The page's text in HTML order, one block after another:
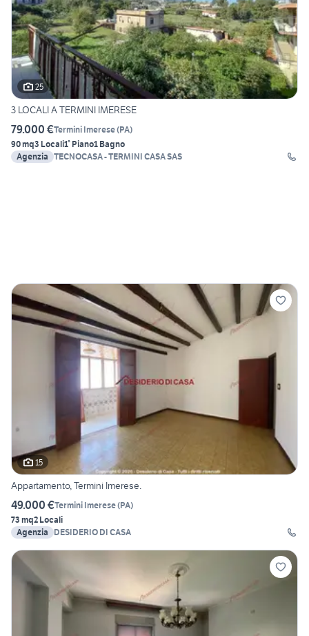
25
3 LOCALI A TERMINI IMERESE
79.000 €Termini Imerese(PA)
90 mq3 Locali1° Piano1 Bagno
Agenzia TECNOCASA - TERMINI CASA SAS
15
Appartamento, Termini Imerese.
49.000 €Termini Imerese(PA)
73 mq2 Locali
Agenzia
DESIDERIO DI CASA